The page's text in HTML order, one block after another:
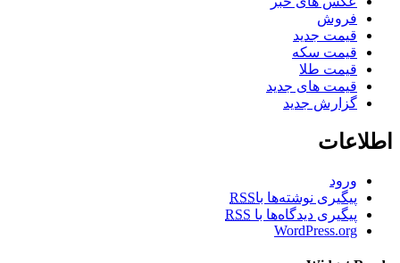
فروش
قیمت جدید
قیمت سکه
قیمت طلا
قیمت های جدید
گزارش جدید
اطلاعات
ورود
پیگیری نوشته‌ها باRSS
پیگیری دیدگاه‌ها با RSS
WordPress.org